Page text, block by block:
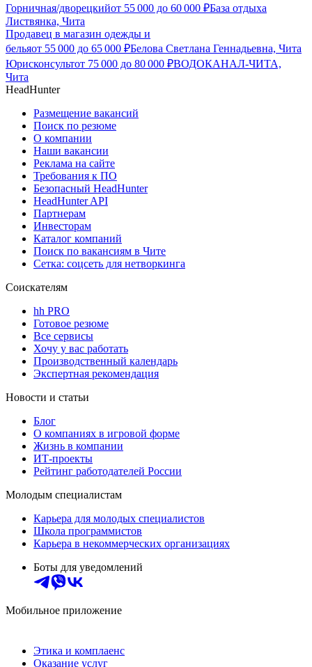
Горничная/дворецкийот 55 000 до 60 000 ₽​База отдыха
Листвянка, Чита
Продавец в магазин одежды и
бельяот 55 000 до 65 000 ₽Белова Светлана Геннадьевна, Чита
Юрисконсультот 75 000 до 80 000 ₽ВОДОКАНАЛ-ЧИТА,
Чита
HeadHunter
Размещение вакансий
Поиск по резюме
О компании
Наши вакансии
Реклама на сайте
Требования к ПО
Безопасный HeadHunter
HeadHunter API
Партнерам
Инвесторам
Каталог компаний
Поиск по вакансиям в Чите
Сетка: соцсеть для нетворкинга
Соискателям
hh PRO
Готовое резюме
Все сервисы
Хочу у вас работать
Производственный календарь
Экспертная рекомендация
Новости и статьи
Блог
О компаниях в игровой форме
Жизнь в компании
ИТ-проекты
Рейтинг работодателей России
Молодым специалистам
Карьера для молодых специалистов
Школа программистов
Карьера в некоммерческих организациях
Боты для уведомлений
Мобильное приложение
Этика и комплаенс
Оказание услуг